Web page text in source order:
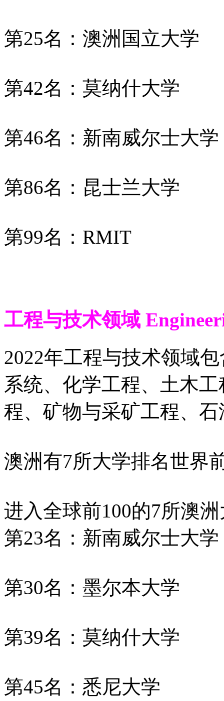
第25名：澳洲国立大学
第42名：莫纳什大学
第46名：新南威尔士大学
第86名：昆士兰大学
第99名：RMIT
工程与技术领域
2022年工程与技术领域
系统、化学工程、土木
程、矿物与采矿工程、
澳洲有7所大学排名世界
进入全球前100的7所澳
第23名：新南威尔士大学
第30名：墨尔本大学
第39名：莫纳什大学
第45名：悉尼大学